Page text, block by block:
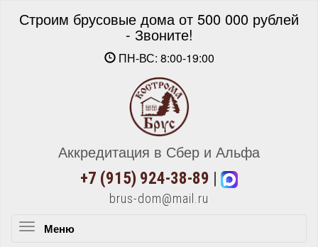
Строим брусовые дома от 500 000 рублей
- Звоните!
ПН-ВС: 8:00-19:00
Аккредитация в Сбер и Альфа
+7 (915) 924-38-89
brus-dom@mail.ru
Меню